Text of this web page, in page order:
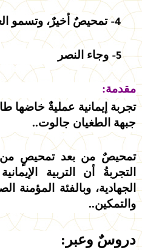
4- تمحيصٌ أخيرٌ، وتسمو
5- وجاء النصر
مقدمة:
تجربة إيمانية عمليةٌ
جبهة الطغيان جالوت..
تمحيصٌ من بعد تمحيصٍ من
التجربةُ أن التربية
الجهادية، وبالفئة المؤمنة
والتمكين..
دروسٌ وعبر: